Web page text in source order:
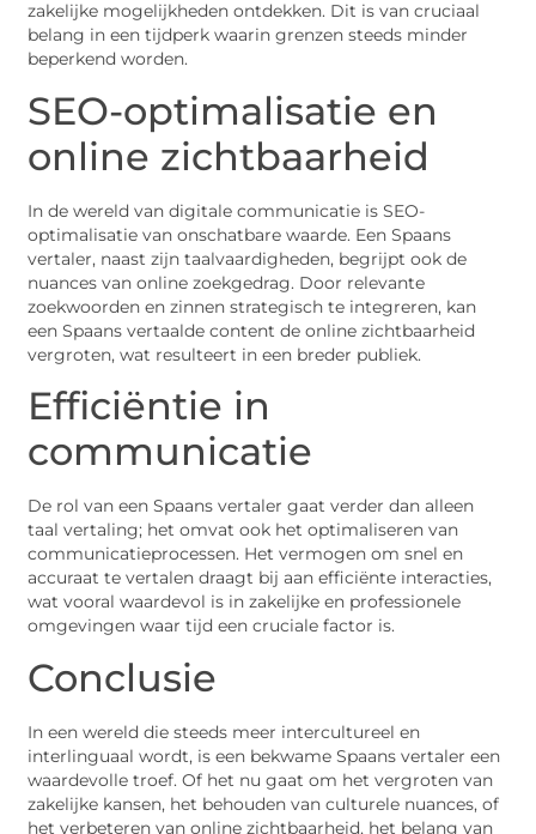
zakelijke mogelijkheden ontdekken. Dit is van cruciaal
belang in een tijdperk waarin grenzen steeds minder
beperkend worden.
SEO-optimalisatie en
online zichtbaarheid
In de wereld van digitale communicatie is SEO-
optimalisatie van onschatbare waarde. Een Spaans
vertaler, naast zijn taalvaardigheden, begrijpt ook de
nuances van online zoekgedrag. Door relevante
zoekwoorden en zinnen strategisch te integreren, kan
een Spaans vertaalde content de online zichtbaarheid
vergroten, wat resulteert in een breder publiek.
Efficiëntie in
communicatie
De rol van een Spaans vertaler gaat verder dan alleen
taal vertaling; het omvat ook het optimaliseren van
communicatieprocessen. Het vermogen om snel en
accuraat te vertalen draagt bij aan efficiënte interacties,
wat vooral waardevol is in zakelijke en professionele
omgevingen waar tijd een cruciale factor is.
Conclusie
In een wereld die steeds meer intercultureel en
interlinguaal wordt, is een bekwame Spaans vertaler een
waardevolle troef. Of het nu gaat om het vergroten van
zakelijke kansen, het behouden van culturele nuances, of
het verbeteren van online zichtbaarheid, het belang van